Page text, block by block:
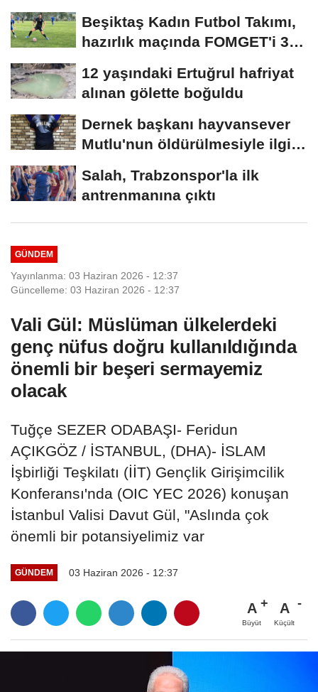
Beşiktaş Kadın Futbol Takımı,
hazırlık maçında FOMGET'i 3-
12 yaşındaki Ertuğrul hafriyat
alınan gölette boğuldu
Dernek başkanı hayvansever
Mutlu'nun öldürülmesiyle ilgili
Salah, Trabzonspor'la ilk
antrenmanına çıktı
GÜNDEM
Yayınlanma: 03 Haziran 2026 - 12:37
Güncelleme: 03 Haziran 2026 - 12:37
Vali Gül: Müslüman ülkelerdeki
genç nüfus doğru kullanıldığında
önemli bir beşeri sermayemiz
olacak
Tuğçe SEZER ODABAŞI- Feridun
AÇIKGÖZ / İSTANBUL, (DHA)- İSLAM
İşbirliği Teşkilatı (İİT) Gençlik Girişimcilik
Konferansı'nda (OIC YEC 2026) konuşan
İstanbul Valisi Davut Gül, "Aslında çok
önemli bir potansiyelimiz var
GÜNDEM 03 Haziran 2026 - 12:37
A
Büyüt
A
Küçült